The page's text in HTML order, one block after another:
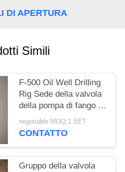
DI APERTURA
Simili
F-500 Oil Well Drilling
Rig Sede della valvola
della pompa di fango /
Guarnizioni
negotiable MOQ:1 SET
CONTATTO
Gruppo della valvola